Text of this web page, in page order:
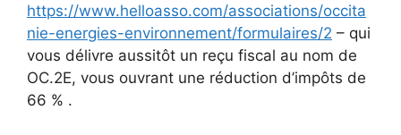
https://www.helloasso.com/associations/occita
nie-energies-environnement/formulaires/2 – qui
vous délivre aussitôt un reçu fiscal au nom de
OC.2E, vous ouvrant une réduction d’impôts de
66 % .